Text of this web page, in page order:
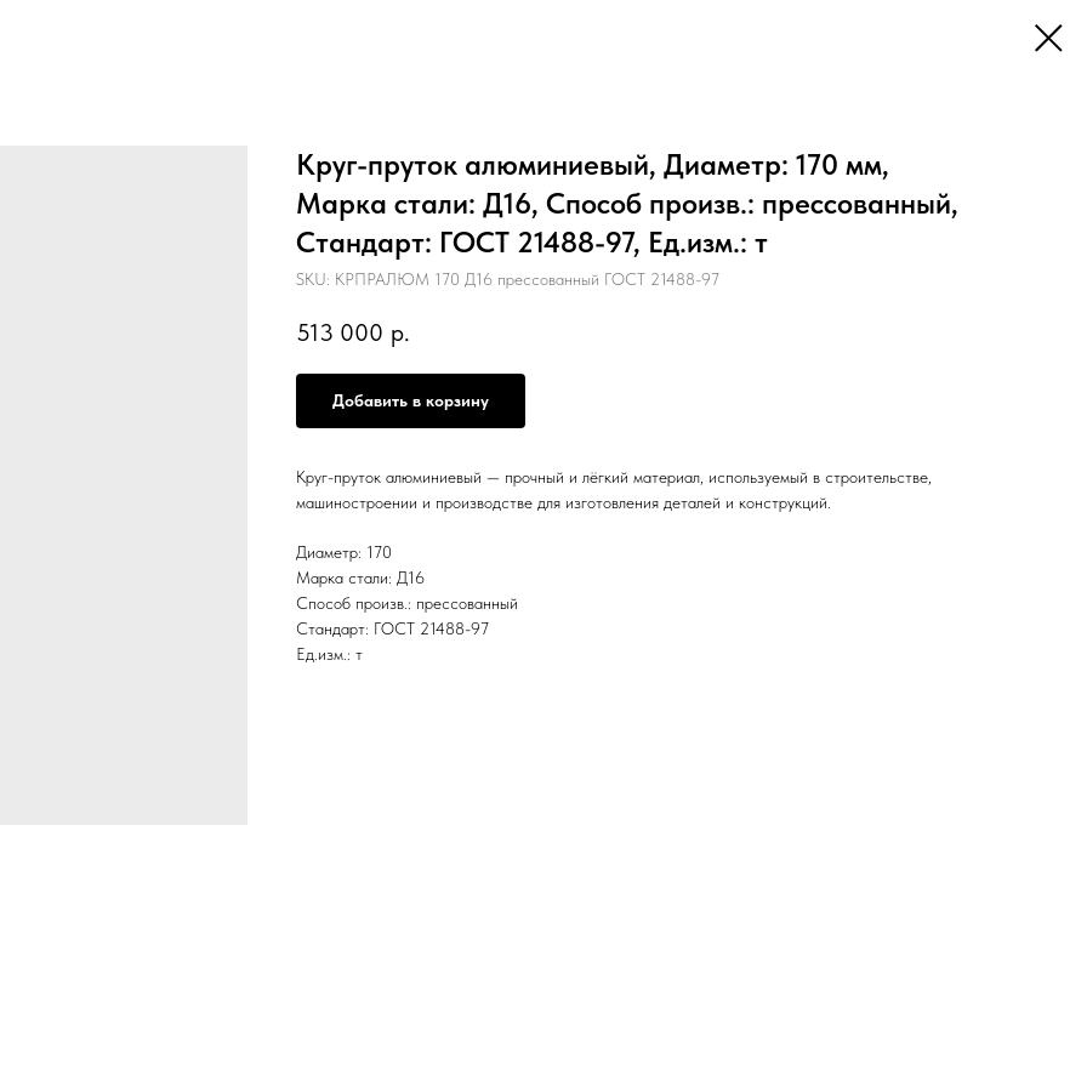
Круг-пруток алюминиевый, Диаметр: 170 мм,
Марка стали: Д16, Способ произв.: прессованный,
Стандарт: ГОСТ 21488-97, Ед.изм.: т
SKU: КРПРАЛЮМ 170 Д16 прессованный ГОСТ 21488-97
513 000 р.
Добавить в корзину
Круг-пруток алюминиевый — прочный и лёгкий материал, используемый в строительстве,
машиностроении и производстве для изготовления деталей и конструкций.
Диаметр: 170
Марка стали: Д16
Способ произв.: прессованный
Стандарт: ГОСТ 21488-97
Ед.изм.: т